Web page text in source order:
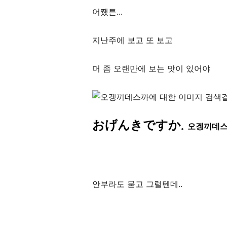
어쨌튼...
지난주에 보고 또 보고
머 좀 오랜만에 보는 맛이 있어야
おげんきですか。 오겡끼데
안부라도 묻고 그럴텐데..